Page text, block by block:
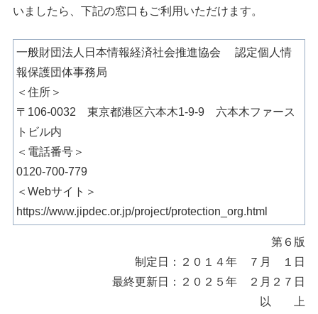
いましたら、下記の窓口もご利用いただけます。
一般財団法人日本情報経済社会推進協会 認定個人情
報保護団体事務局
＜住所＞
〒106-0032 東京都港区六本木1-9-9 六本木ファース
トビル内
＜電話番号＞
0120-700-779
＜Webサイト＞
https://www.jipdec.or.jp/project/protection_org.html
第６版
制定日：２０１４年 ７月 １日
最終更新日：２０２５年 ２月２７日
以 上